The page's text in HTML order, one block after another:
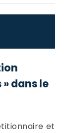
dans le
et